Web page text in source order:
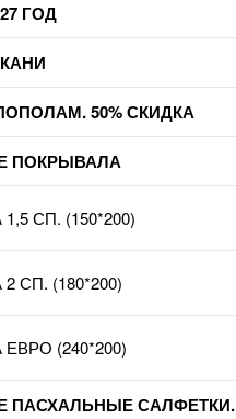
ГОД
50% СКИДКА
ПОКРЫВАЛА
СП. (150*200)
СП. (180*200)
(240*200)
ПАСХАЛЬНЫЕ САЛФЕТКИ.